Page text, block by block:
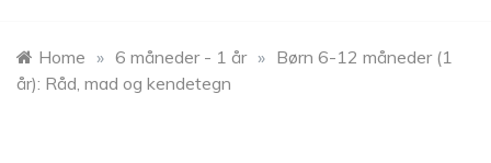
Home » 6 måneder - 1 år » Børn 6-12 måneder (1
år): Råd, mad og kendetegn